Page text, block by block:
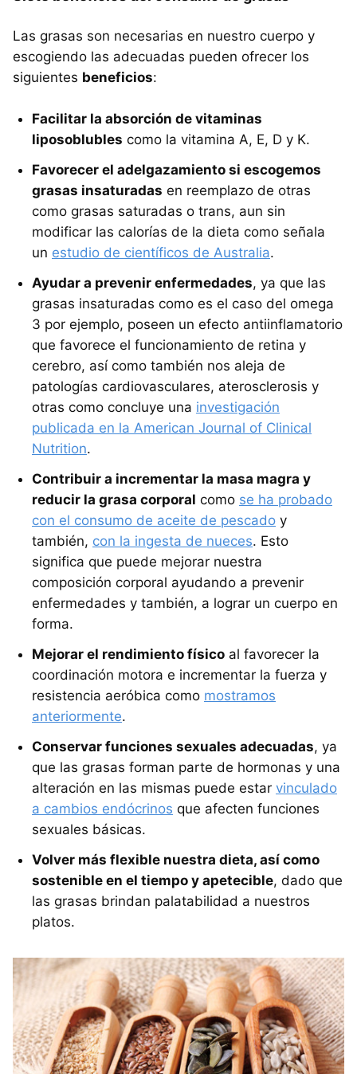
Las grasas son necesarias en nuestro cuerpo y
escogiendo las adecuadas pueden ofrecer los
siguientes beneficios:
Facilitar la absorción de vitaminas
liposoblubles como la vitamina A, E, D y K.
Favorecer el adelgazamiento si escogemos
grasas insaturadas en reemplazo de otras
como grasas saturadas o trans, aun sin
modificar las calorías de la dieta como señala
un estudio de científicos de Australia.
Ayudar a prevenir enfermedades, ya que las
grasas insaturadas como es el caso del omega
3 por ejemplo, poseen un efecto antiinflamatorio
que favorece el funcionamiento de retina y
cerebro, así como también nos aleja de
patologías cardiovasculares, aterosclerosis y
otras como concluye una investigación
publicada en la American Journal of Clinical
Nutrition.
Contribuir a incrementar la masa magra y
reducir la grasa corporal como se ha probado
con el consumo de aceite de pescado y
también, con la ingesta de nueces. Esto
significa que puede mejorar nuestra
composición corporal ayudando a prevenir
enfermedades y también, a lograr un cuerpo en
forma.
Mejorar el rendimiento físico al favorecer la
coordinación motora e incrementar la fuerza y
resistencia aeróbica como mostramos
anteriormente.
Conservar funciones sexuales adecuadas, ya
que las grasas forman parte de hormonas y una
alteración en las mismas puede estar vinculado
a cambios endócrinos que afecten funciones
sexuales básicas.
Volver más flexible nuestra dieta, así como
sostenible en el tiempo y apetecible, dado que
las grasas brindan palatabilidad a nuestros
platos.